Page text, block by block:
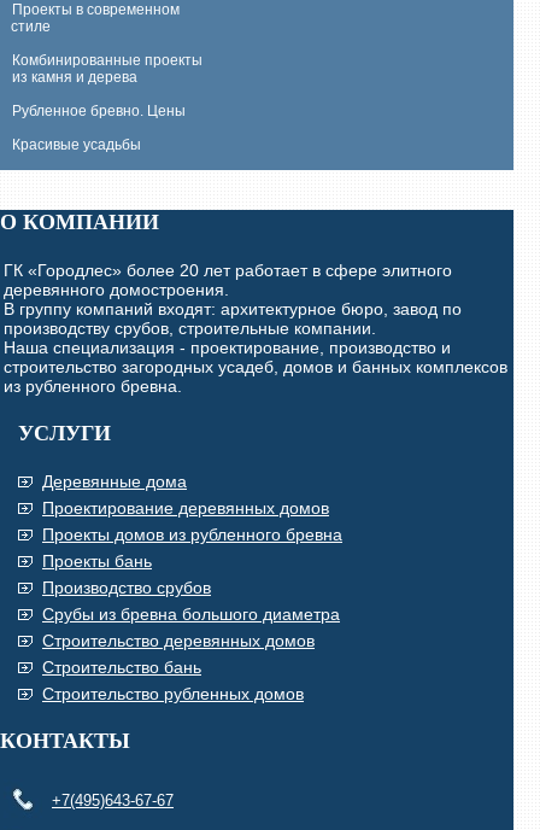
Проекты в современном
стиле
Комбинированные проекты
из камня и дерева
Рубленное бревно. Цены
Красивые усадьбы
О КОМПАНИИ
ГК «Городлес» более 20 лет работает в сфере элитного
деревянного домостроения.
В группу компаний входят: архитектурное бюро, завод по
производству срубов, строительные компании.
Наша специализация - проектирование, производство и
строительство загородных усадеб, домов и банных комплексов
из рубленного бревна.
УСЛУГИ
Деревянные дома
Проектирование деревянных домов
Проекты домов из рубленного бревна
Проекты бань
Производство срубов
Срубы из бревна большого диаметра
Строительство деревянных домов
Строительство бань
Строительство рубленных домов
КОНТАКТЫ
+7(495)643-67-67